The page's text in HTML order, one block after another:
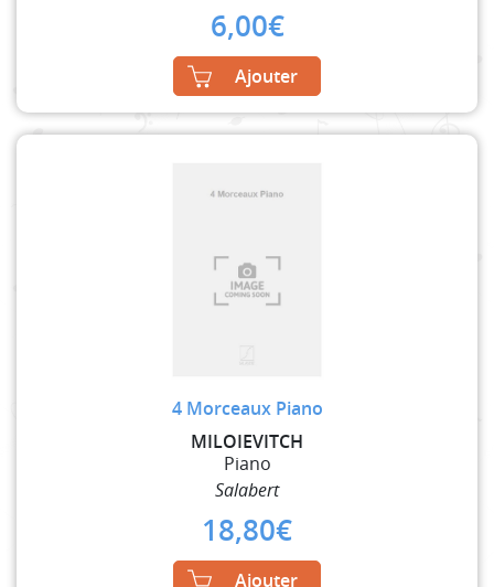
6,00€
Ajouter
4 Morceaux Piano
MILOIEVITCH
Piano
Salabert
18,80€
Ajouter